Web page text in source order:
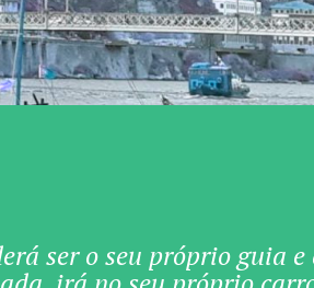
ser o seu próprio guia e